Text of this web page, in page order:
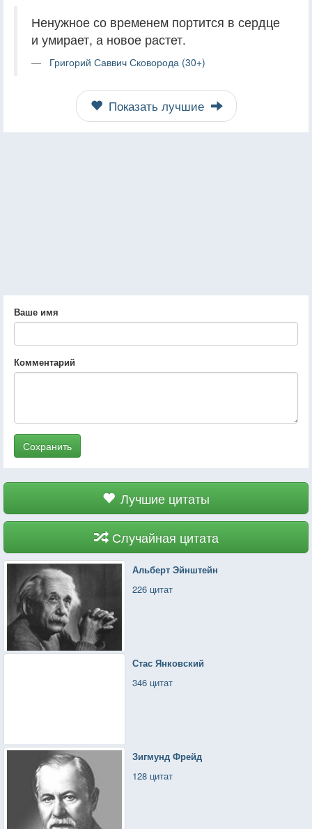
Ненужное со временем портится в сердце
и умирает, а новое растет.
Григорий Саввич Сковорода (30+)
Показать лучшие
Ваше имя
Комментарий
Сохранить
Лучшие цитаты
Случайная цитата
Альберт Эйнштейн
226 цитат
Стас Янковский
346 цитат
Зигмунд Фрейд
128 цитат